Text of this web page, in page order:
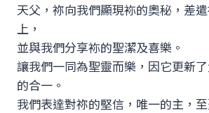
天父，祢向我們顯現袮的奧秘，差
上，
並與我們分享袮的聖潔及喜樂。
讓我們一同為聖靈而樂，因它更新
的合一。
我們表達對祢的堅信，唯一的主，至